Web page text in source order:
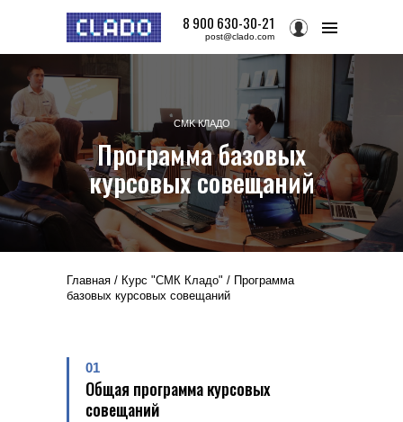
8 900 630-30-21
post@clado.com
Программа базовых
курсовых совещаний
CMK КЛАДО
Главная / Курс "СМК Кладо" / Программа
базовых курсовых совещаний
Общая программа курсовых
совещаний
01